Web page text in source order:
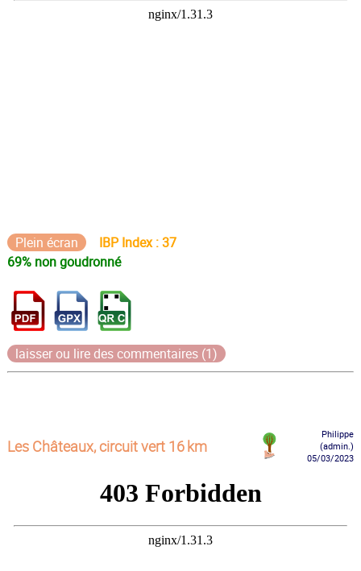
Plein écran
IBP Index : 37
69% non goudronné
laisser ou lire des commentaires (1)
Les Châteaux, circuit vert 16 km
Philippe
(admin.)
05/03/2023